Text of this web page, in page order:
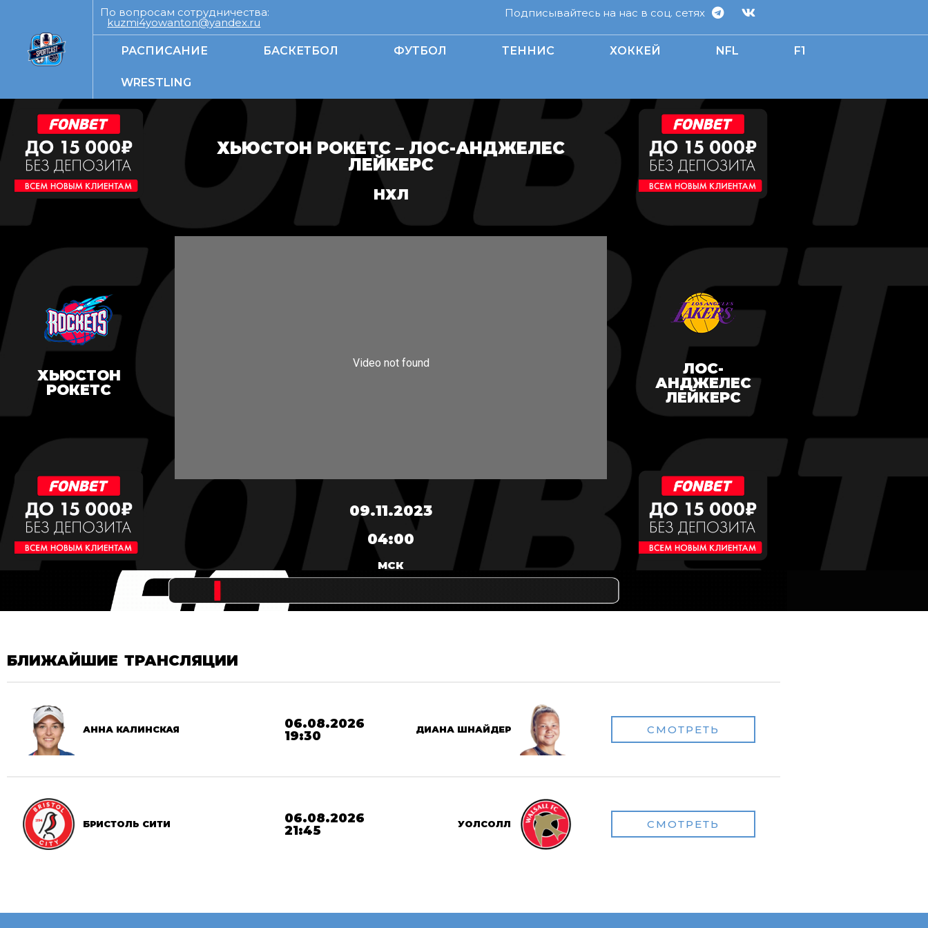
По вопросам сотрудничества:
kuzmi4yowanton@yandex.ru
Подписывайтесь на нас в соц. сетях
РАСПИСАНИЕ БАСКЕТБОЛ ФУТБОЛ ТЕННИС ХОККЕЙ NFL F1
WRESTLING
ХЬЮСТОН
РОКЕТС
ХЬЮСТОН РОКЕТС – ЛОС-АНДЖЕЛЕС
ЛЕЙКЕРС
НХЛ
09.11.2023
04:00
МСК
ЛОС-
АНДЖЕЛЕС
ЛЕЙКЕРС
БЛИЖАЙШИЕ ТРАНСЛЯЦИИ
АННА КАЛИНСКАЯ
06.08.2026
19:30
ДИАНА ШНАЙДЕР СМОТРЕТЬ
БРИСТОЛЬ СИТИ
06.08.2026
21:45
УОЛСОЛЛ СМОТРЕТЬ